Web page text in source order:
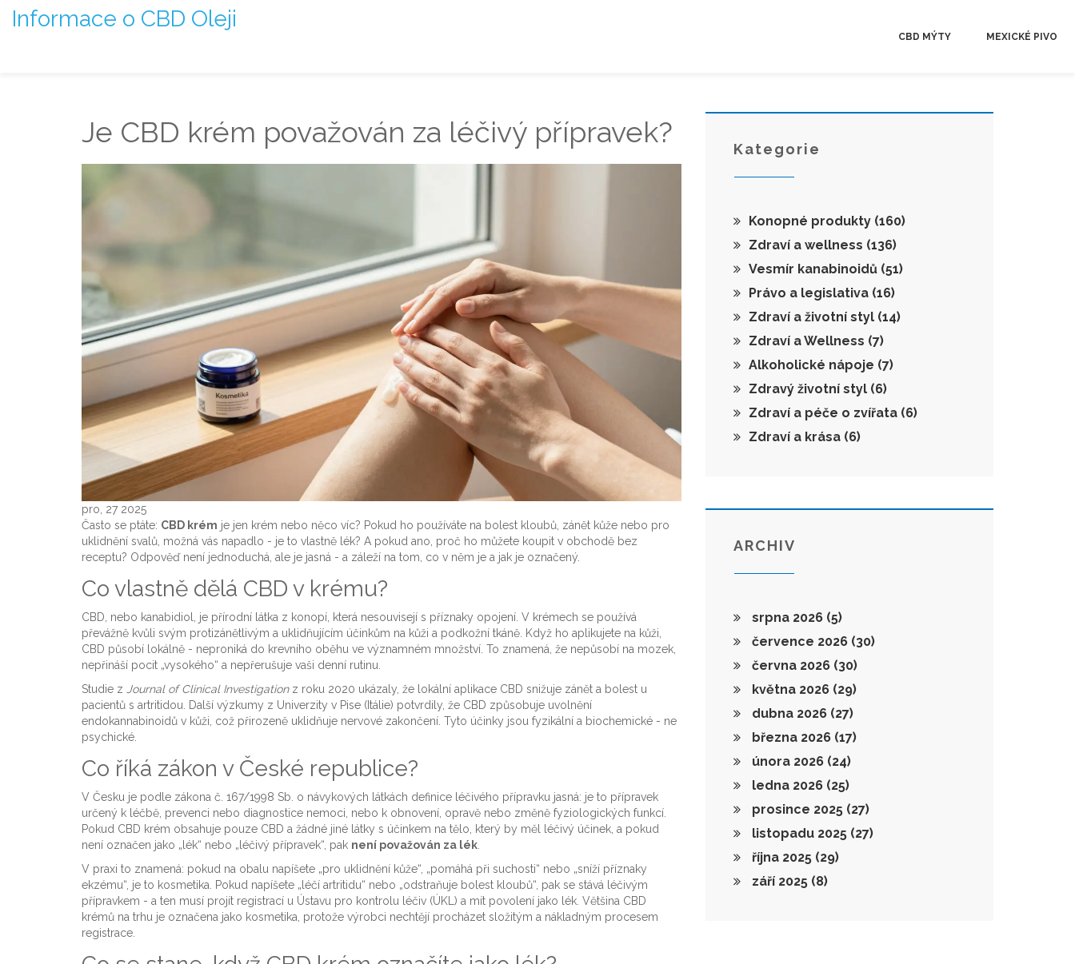
Informace o CBD Oleji
CBD MÝTY MEXICKÉ PIVO
Je CBD krém považován za léčivý přípravek?
pro, 27 2025
Často se ptáte: CBD krém je jen krém nebo něco víc? Pokud ho používáte na bolest kloubů, zánět kůže nebo pro
uklidnění svalů, možná vás napadlo - je to vlastně lék? A pokud ano, proč ho můžete koupit v obchodě bez
receptu? Odpověď není jednoduchá, ale je jasná - a záleží na tom, co v něm je a jak je označený.
Co vlastně dělá CBD v krému?
CBD, nebo kanabidiol, je přírodní látka z konopí, která nesouvisejí s příznaky opojení. V krémech se používá
převážně kvůli svým protizánětlivým a uklidňujícím účinkům na kůži a podkožní tkáně. Když ho aplikujete na kůži,
CBD působí lokálně - neproniká do krevního oběhu ve významném množství. To znamená, že nepůsobí na mozek,
nepřináší pocit „vysokého“ a nepřerušuje vaši denní rutinu.
Studie z Journal of Clinical Investigationz roku 2020 ukázaly, že lokální aplikace CBD snižuje zánět a bolest u
pacientů s artritidou. Další výzkumy z Univerzity v Pise (Itálie) potvrdily, že CBD způsobuje uvolnění
endokannabinoidů v kůži, což přirozeně uklidňuje nervové zakončení. Tyto účinky jsou fyzikální a biochemické - ne
psychické.
Co říká zákon v České republice?
V Česku je podle zákona č. 167/1998 Sb. o návykových látkách definice léčivého přípravku jasná: je to přípravek
určený k léčbě, prevenci nebo diagnostice nemoci, nebo k obnovení, opravě nebo změně fyziologických funkcí.
Pokud CBD krém obsahuje pouze CBD a žádné jiné látky s účinkem na tělo, který by měl léčivý účinek, a pokud
není označen jako „lék“ nebo „léčivý přípravek“, pak není považován za lék
V praxi to znamená: pokud na obalu napíšete „pro uklidnění kůže“, „pomáhá při suchosti“ nebo „sníží příznaky
ekzému“, je to kosmetika. Pokud napíšete „léčí artritidu“ nebo „odstraňuje bolest kloubů“, pak se stává léčivým
přípravkem - a ten musí projít registrací u Ústavu pro kontrolu léčiv (ÚKL) a mít povolení jako lék. Většina CBD
krémů na trhu je označena jako kosmetika, protože výrobci nechtějí procházet složitým a nákladným procesem
registrace.
Kategorie
Konopné produkty (160)
Zdraví a wellness (136)
Vesmír kanabinoidů (51)
Právo a legislativa (16)
Zdraví a životní styl (14)
Zdraví a Wellness (7)
Alkoholické nápoje (7)
Zdravý životní styl (6)
Zdraví a péče o zvířata (6)
Zdraví a krása (6)
ARCHIV
srpna 2026 (5)
července 2026 (30)
června 2026 (30)
května 2026 (29)
dubna 2026 (27)
března 2026 (17)
února 2026 (24)
ledna 2026 (25)
prosince 2025 (27)
listopadu 2025 (27)
října 2025 (29)
září 2025 (8)